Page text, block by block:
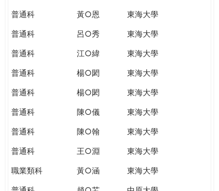
普通科
黃○恩
東海大學
普通科
呂○秀
東海大學
普通科
江○緯
東海大學
普通科
楊○閎
東海大學
普通科
楊○閎
東海大學
普通科
陳○儀
東海大學
普通科
陳○翰
東海大學
普通科
王○淵
東海大學
職業類科
黃○涵
東海大學